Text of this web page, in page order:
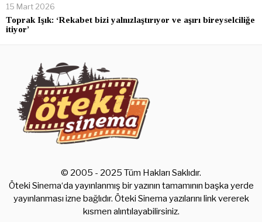
15 Mart 2026
Toprak Işık: ‘Rekabet bizi yalnızlaştırıyor ve aşırı bireyselciliğe
itiyor’
© 2005 - 2025 Tüm Hakları Saklıdır.
Öteki Sinema‘da yayınlanmış bir yazının tamamının başka yerde
yayınlanması izne bağlıdır. Öteki Sinema yazılarını link vererek
kısmen alıntılayabilirsiniz.